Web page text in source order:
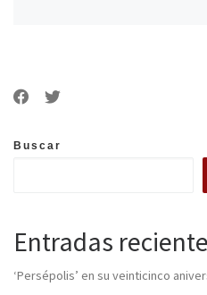
Buscar
Entradas
‘Persépolis’ en su veinticinco